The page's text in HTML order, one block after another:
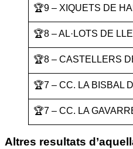
🏆9 – XIQUETS DE
🏆8 – AL·LOTS DE
🏆8 – CASTELLERS
🏆7 – CC. LA BISBAL
🏆7 – CC. LA
Altres resultats